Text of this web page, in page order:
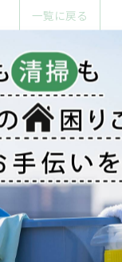
一覧に戻る
カテゴリー
全てのカテゴリー
剪定
リフォーム
ハウスクリーニング